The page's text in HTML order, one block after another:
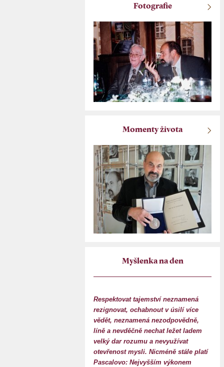
Fotografie
Momenty života
Myšlenka na den
Respektovat tajemství neznamená
rezignovat, ochabnout v úsilí více
vědět, neznamená nezodpovědně,
líně a nevděčně nechat ležet ladem
velký dar rozumu a nevyužívat
otevřenost mysli. Nicméně stále platí
Pascalovo: Nejvyšším výkonem